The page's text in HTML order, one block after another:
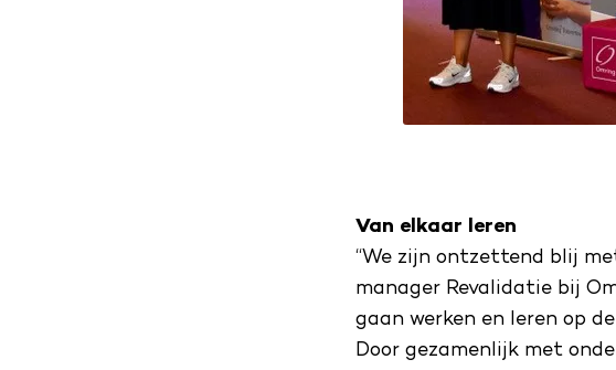
Van elkaar leren
“We zijn ontzettend blij
manager Revalidatie bij
gaan werken en leren op
Door gezamenlijk met